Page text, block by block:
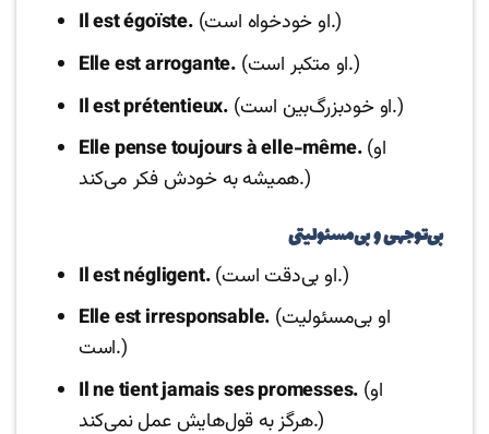
Il est égoïste.
(او خودخواه است.)
Elle est arrogante.
(او متکبر است.)
Il est prétentieux.
(او خودبزرگ‌بین است.)
Elle pense toujours à elle-même.(او
همیشه به خودش فکر می‌کند.)
بی‌توجهی و بی‌مسئولیتی
Il est négligent.
(او بی‌دقت است.)
Elle est irresponsable. (او بی‌مسئولیت
است.)
Il ne tient jamais ses promesses. (او
هرگز به قول‌هایش عمل نمی‌کند.)